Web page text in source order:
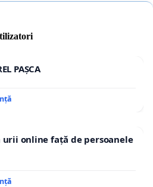
PAȘCA
online față de persoanele